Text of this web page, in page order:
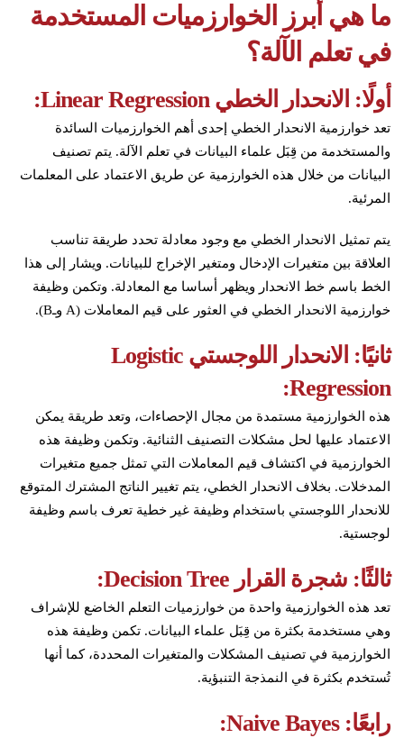
ما هي أبرز الخوارزميات المستخدمة
في تعلم الآلة؟
أولًا: الانحدار الخطي Linear Regression:
تعد خوارزمية الانحدار الخطي إحدى أهم الخوارزميات السائدة
والمستخدمة من قِبَل علماء البيانات في تعلم الآلة. يتم تصنيف
البيانات من خلال هذه الخوارزمية عن طريق الاعتماد على المعلمات
المرئية.
يتم تمثيل الانحدار الخطي مع وجود معادلة تحدد طريقة تناسب
العلاقة بين متغيرات الإدخال ومتغير الإخراج للبيانات. ويشار إلى هذا
الخط باسم خط الانحدار ويظهر أساسا مع المعادلة. وتكمن وظيفة
خوارزمية الانحدار الخطي في العثور على قيم المعاملات (A وـB).
ثانيًا: الانحدار اللوجستي Logistic
Regression:
هذه الخوارزمية مستمدة من مجال الإحصاءات، وتعد طريقة يمكن
الاعتماد عليها لحل مشكلات التصنيف الثنائية. وتكمن وظيفة هذه
الخوارزمية في اكتشاف قيم المعاملات التي تمثل جميع متغيرات
المدخلات. بخلاف الانحدار الخطي، يتم تغيير الناتج المشترك المتوقع
للانحدار اللوجستي باستخدام وظيفة غير خطية تعرف باسم وظيفة
لوجستية.
ثالثًا: شجرة القرار Decision Tree:
تعد هذه الخوارزمية واحدة من خوارزميات التعلم الخاضع للإشراف
وهي مستخدمة بكثرة من قِبَل علماء البيانات. تكمن وظيفة هذه
الخوارزمية في تصنيف المشكلات والمتغيرات المحددة، كما أنها
تُستخدم بكثرة في النمذجة التنبؤية.
رابعًا: Naive Bayes: